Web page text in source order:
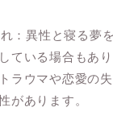
：異性と寝る夢
ている場合もあり
ラウマや恋愛の
があります。